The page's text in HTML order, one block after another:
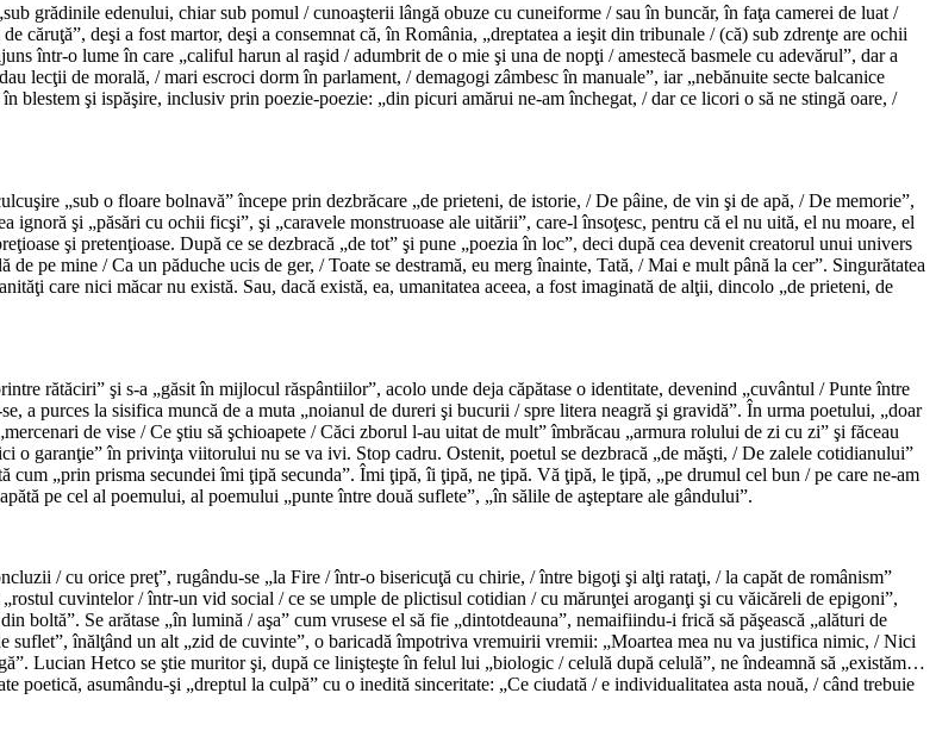
grădinile edenului, chiar sub pomul / cunoaşterii lângă obuze cu cuneiforme / sau în buncăr, în faţa camerei de luat /
căruţă”, deşi a fost martor, deşi a consemnat că, în România, „dreptatea a ieşit din tribunale / (că) sub zdrenţe are ochii
într-o lume în care „califul harun al raşid / adumbrit de o mie şi una de nopţi / amestecă basmele cu adevărul”, dar a
lecţii de morală, / mari escroci dorm în parlament, / demagogi zâmbesc în manuale”, iar „nebănuite secte balcanice
şi ispăşire, inclusiv prin poezie-poezie: „din picuri amărui ne-am închegat, / dar ce licori o să ne stingă oare, /
„sub o floare bolnavă” începe prin dezbrăcare „de prieteni, de istorie, / De pâine, de vin şi de apă, / De memorie”,
şi „păsări cu ochii ficşi”, şi „caravele monstruoase ale uitării”, care-l însoţesc, pentru că el nu uită, el nu moare, el
şi pretenţioase. După ce se dezbracă „de tot” şi pune „poezia în loc”, deci după cea devenit creatorul unui univers
pe mine / Ca un păduche ucis de ger, / Toate se destramă, eu merg înainte, Tată, / Mai e mult până la cer”. Singurătatea
care nici măcar nu există. Sau, dacă există, ea, umanitatea aceea, a fost imaginată de alţii, dincolo „de prieteni, de
rătăciri” şi s-a „găsit în mijlocul răspântiilor”, acolo unde deja căpătase o identitate, devenind „cuvântul / Punte între
a purces la sisifica muncă de a muta „noianul de dureri şi bucurii / spre litera neagră şi gravidă”. În urma poetului, „doar
de vise / Ce ştiu să şchioapete / Căci zborul l-au uitat de mult” îmbrăcau „armura rolului de zi cu zi” şi făceau
garanţie” în privinţa viitorului nu se va ivi. Stop cadru. Ostenit, poetul se dezbracă „de măşti, / De zalele cotidianului”
„prin prisma secundei îmi ţipă secunda”. Îmi ţipă, îi ţipă, ne ţipă. Vă ţipă, le ţipă, „pe drumul cel bun / pe care ne-am
pe cel al poemului, al poemului „punte între două suflete”, „în sălile de aşteptare ale gândului”.
/ cu orice preţ”, rugându-se „la Fire / într-o bisericuţă cu chirie, / între bigoţi şi alţi rataţi, / la capăt de românism”
cuvintelor / într-un vid social / ce se umple de plictisul cotidian / cu mărunţei aroganţi şi cu văicăreli de epigoni”,
boltă”. Se arătase „în lumină / aşa” cum vrusese el să fie „dintotdeauna”, nemaifiindu-i frică să păşească „alături de
suflet”, înălţând un alt „zid de cuvinte”, o baricadă împotriva vremuirii vremii: „Moartea mea nu va justifica nimic, / Nici
Lucian Hetco se ştie muritor şi, după ce linişteşte în felul lui „biologic / celulă după celulă”, ne îndeamnă să „existăm…
asumându-şi „dreptul la culpă” cu o inedită sinceritate: „Ce ciudată / e individualitatea asta nouă, / când trebuie